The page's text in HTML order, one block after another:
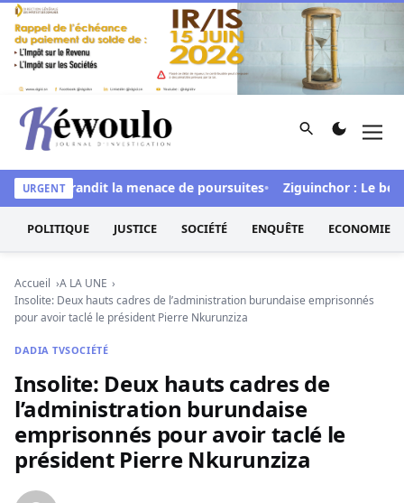
Aller au contenu
Kéwoulo, le premier site d'information et d'investigation
Rechercher
URGENT
» et brandit la menace de poursuites Ziguinchor : Le bétail
POLITIQUE JUSTICE SOCIÉTÉ ENQUÊTE ECONOMIE
Accueil
A LA UNE
Insolite: Deux hauts cadres de l’administration burundaise emprisonnés
pour avoir taclé le président Pierre Nkurunziza
DADIA TVSOCIÉTÉ
Insolite: Deux hauts cadres de
l’administration burundaise
emprisonnés pour avoir taclé le
président Pierre Nkurunziza